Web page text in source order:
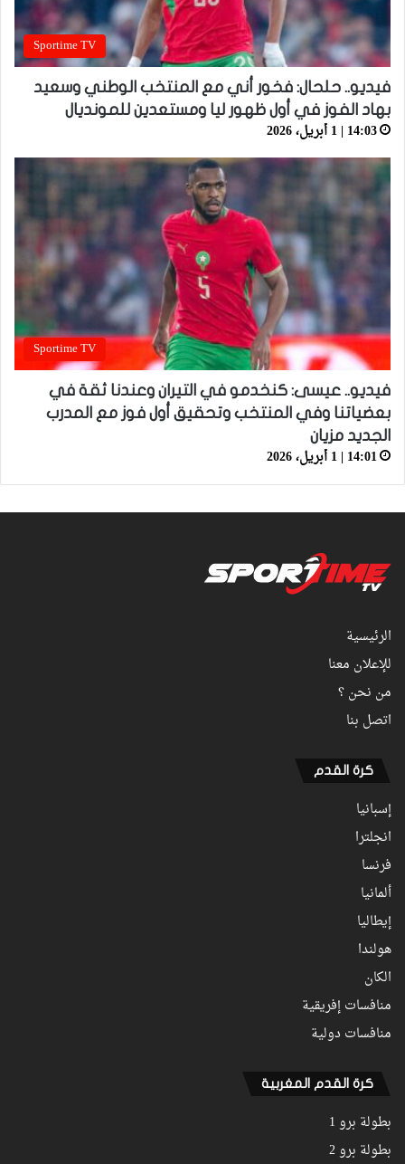
Sportime TV
فيديو.. حلحال: فخور أني مع المنتخب الوطني وسعيد
بهاد الفوز في أول ظهور ليا ومستعدين للمونديال
14:03 | 1 أبريل، 2026
Sportime TV
فيديو.. عيسى: كنخدمو في التيران وعندنا ثقة في
بعضياتنا وفي المنتخب وتحقيق أول فوز مع المدرب
الجديد مزيان
14:01 | 1 أبريل، 2026
الرئيسية
للإعلان معنا
من نحن ؟
اتصل بنا
كرة القدم
إسبانيا
انجلترا
فرنسا
ألمانيا
إيطاليا
هولندا
الكان
منافسات إفريقية
منافسات دولية
كرة القدم المغربية
بطولة برو 1
بطولة برو 2